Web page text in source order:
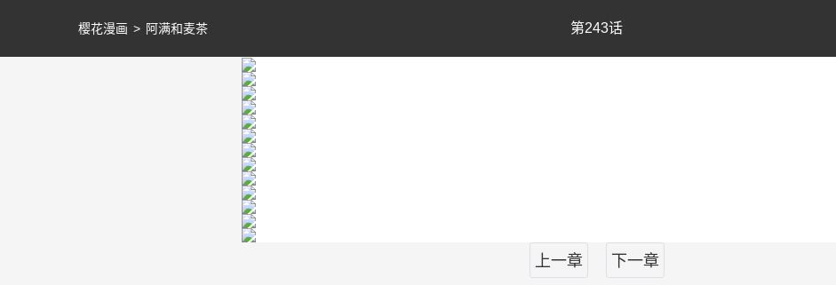
樱花漫画 > 阿满和麦茶 第243话
上一章 下一章